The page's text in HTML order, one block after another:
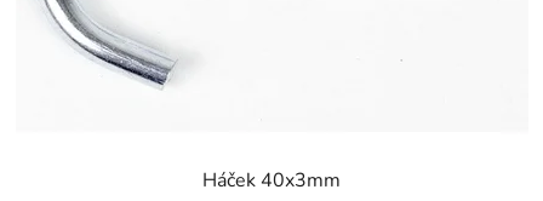
Háček 40x3mm